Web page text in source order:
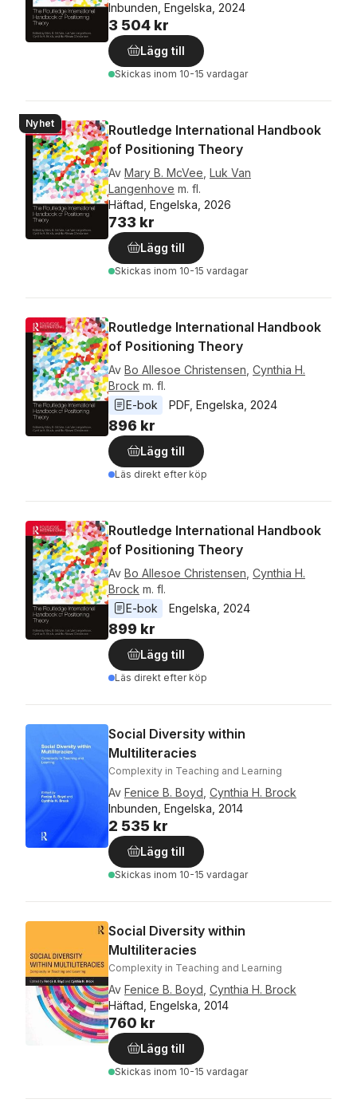
Inbunden, Engelska, 2024
3 504 kr
Lägg till
Skickas inom 10-15 vardagar
Nyhet
Routledge International Handbook
of Positioning Theory
Av Mary B. McVee Luk Van
Langenhove m. fl.
Häftad, Engelska, 2026
733 kr
Lägg till
Skickas inom 10-15 vardagar
Routledge International Handbook
of Positioning Theory
Av Bo Allesoe Christensen Cynthia H.
Brock m. fl.
E-bok
PDF Engelska 2024
896 kr
Lägg till
Läs direkt efter köp
Routledge International Handbook
of Positioning Theory
Av Bo Allesoe Christensen Cynthia H.
Brock m. fl.
E-bok
Engelska 2024
899 kr
Lägg till
Läs direkt efter köp
Social Diversity within
Multiliteracies
Complexity in Teaching and Learning
Av Fenice B. Boyd Cynthia H. Brock
Inbunden, Engelska, 2014
2 535 kr
Lägg till
Skickas inom 10-15 vardagar
Social Diversity within
Multiliteracies
Complexity in Teaching and Learning
Av Fenice B. Boyd Cynthia H. Brock
Häftad, Engelska, 2014
760 kr
Lägg till
Skickas inom 10-15 vardagar